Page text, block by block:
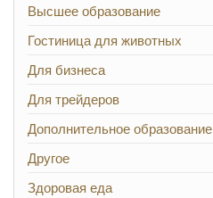
Высшее образование
Гостиница для животных
Для бизнеса
Для трейдеров
Дополнительное образование
Другое
Здоровая еда